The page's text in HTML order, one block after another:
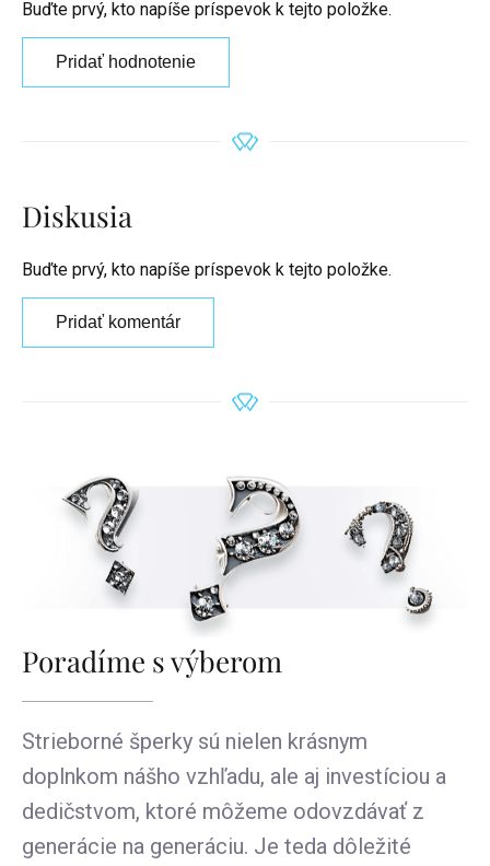
Buďte prvý, kto napíše príspevok k tejto položke.
Pridať hodnotenie
Diskusia
Buďte prvý, kto napíše príspevok k tejto položke.
Pridať komentár
Poradíme s výberom
Strieborné šperky sú nielen krásnym
doplnkom nášho vzhľadu, ale aj investíciou a
dedičstvom, ktoré môžeme odovzdávať z
generácie na generáciu. Je teda dôležité